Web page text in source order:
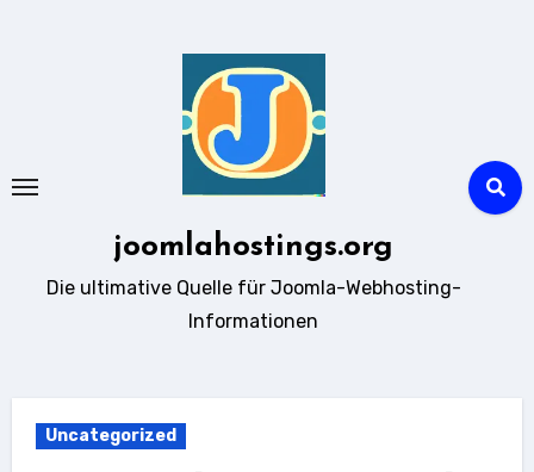
joomlahostings.org
Die ultimative Quelle für Joomla-Webhosting-
Informationen
Uncategorized